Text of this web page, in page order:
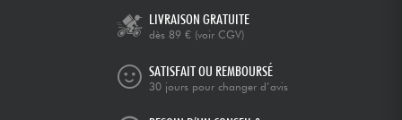
LIVRAISON GRATUITE
dès 89 € (voir CGV)
SATISFAIT OU REMBOURSÉ
30 jours pour changer d’avis